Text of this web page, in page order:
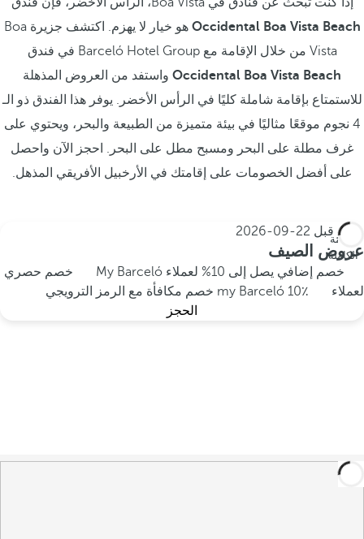
Occidental Boa Vista Beach
هو خيار لا يهزم. اكتشف جزيرة Boa
Vista من خلال الإقامة مع Barceló Hotel Group في فندق
Occidental Boa Vista Beach واستفد من العروض المذهلة
للاستمتاع بإقامة شاملة كليًا في الرأس الأخضر. يوفر هذا الفندق ذو الـ
4 نجوم موقعًا مثاليًا في بيئة متميزة من الطبيعة والبحر، ويحتوي على
غرف مطلة على البحر ومسبح مطل على البحر. احجز الآن واحصل
على أفضل الخصومات على إقامتك في الأرخبيل الأفريقي المذهل.
الإقامة
الكاملة
احجز قبل 22-09-2026
عروض الصيف
خصم إضافي يصل إلى 10% لعملاء My Barceló
خصم حصري
لعملاء my Barceló
10٪ خصم مكافأة مع الرمز الترويجي
الحجز